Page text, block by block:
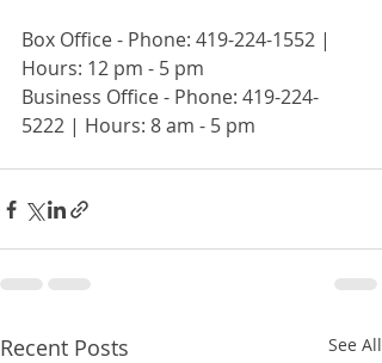
Box Office - Phone: 419-224-1552 |
Hours: 12 pm - 5 pm
Business Office - Phone: 419-224-
5222 | Hours: 8 am - 5 pm
Recent Posts See All